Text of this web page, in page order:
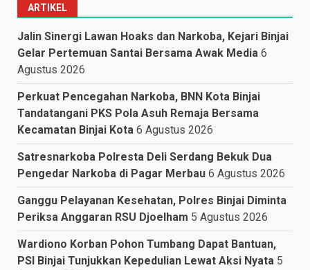
ARTIKEL
Jalin Sinergi Lawan Hoaks dan Narkoba, Kejari Binjai
Gelar Pertemuan Santai Bersama Awak Media 6
Agustus 2026
Perkuat Pencegahan Narkoba, BNN Kota Binjai
Tandatangani PKS Pola Asuh Remaja Bersama
Kecamatan Binjai Kota 6 Agustus 2026
Satresnarkoba Polresta Deli Serdang Bekuk Dua
Pengedar Narkoba di Pagar Merbau 6 Agustus 2026
Ganggu Pelayanan Kesehatan, Polres Binjai Diminta
Periksa Anggaran RSU Djoelham 5 Agustus 2026
Wardiono Korban Pohon Tumbang Dapat Bantuan,
PSI Binjai Tunjukkan Kepedulian Lewat Aksi Nyata 5